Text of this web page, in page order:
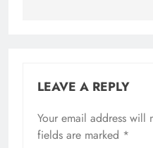
LEAVE A REPLY
Your email address will
fields are marked *